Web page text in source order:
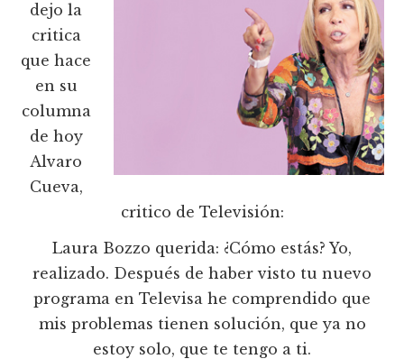
dejo la
critica
que hace
en su
columna
de hoy
Alvaro
Cueva,
critico de Televisión:
Laura Bozzo querida: ¿Cómo estás? Yo,
realizado. Después de haber visto tu nuevo
programa en Televisa he comprendido que
mis problemas tienen solución, que ya no
estoy solo, que te tengo a ti.